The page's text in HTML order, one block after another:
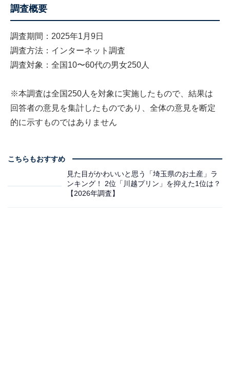
調査概要
調査期間：2025年1月9日
調査方法：インターネット調査
調査対象：全国10〜60代の男女250人
※本調査は全国250人を対象に実施したもので、結果は
回答者の意見を集計したものであり、全体の意見を断定
的に示すものではありません
こちらもおすすめ
見た目がかわいいと思う「埼玉県のお土産」ラ
ンキング！ 2位「川越プリン」を抑えた1位は？
【2026年調査】